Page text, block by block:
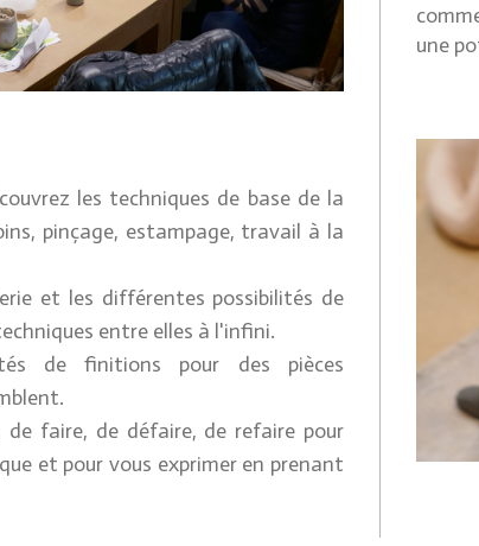
une
les techniques de base de la
pinçage, estampage, travail à la
et les différentes possibilités de
entre elles à l'infini.
de finitions pour des pièces
de faire, de défaire, de refaire pour
et pour vous exprimer en prenant